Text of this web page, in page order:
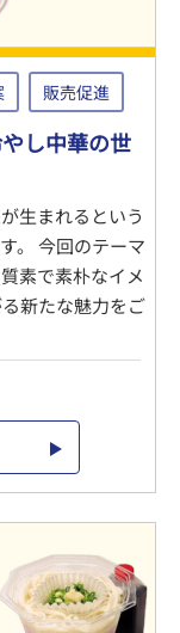
販売促進
し中華の世
生まれるという
。 今回のテーマ
素で素朴なイメ
新たな魅力をご